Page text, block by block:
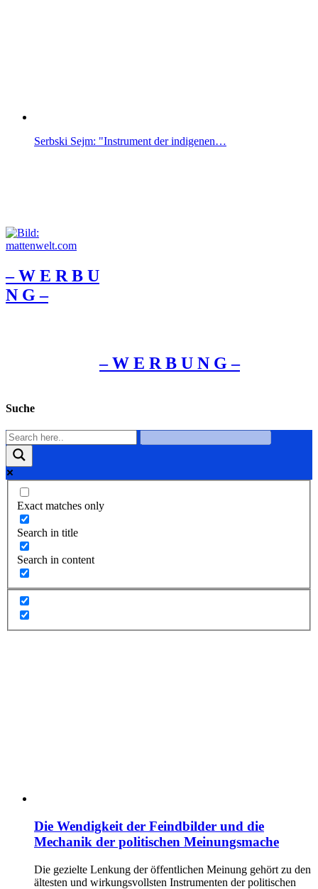
Serbski Sejm: "Instrument der indigenen…
– W Ε R Β U
Ν G –
– W Ε R Β U Ν G –
Suche
Exact matches only
Search in title
Search in content
Die Wendigkeit der Feindbilder und die
Mechanik der politischen Meinungsmache
Die gezielte Lenkung der öffentlichen Meinung gehört zu den
ältesten und wirkungsvollsten Instrumenten der politischen